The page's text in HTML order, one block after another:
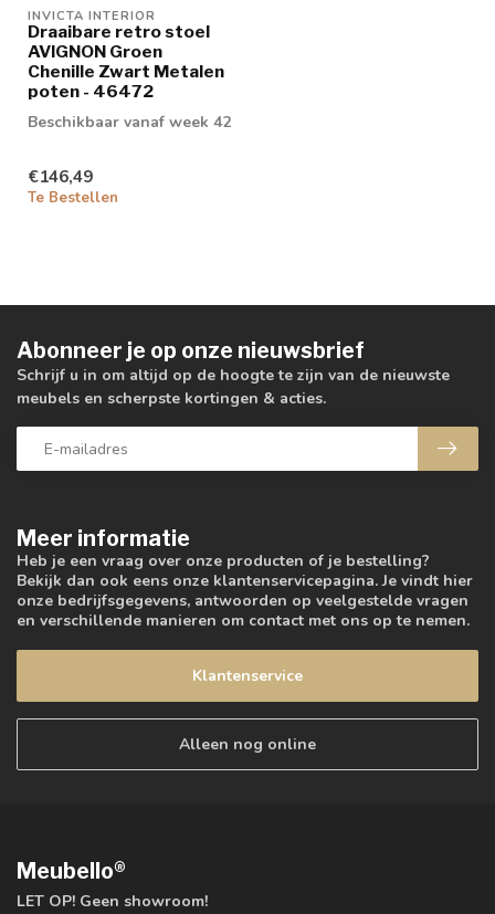
INVICTA INTERIOR
Draaibare retro stoel
AVIGNON Groen
Chenille Zwart Metalen
poten - 46472
Beschikbaar vanaf week 42
€146,49
Te Bestellen
Meer informatie
Heb je een vraag over onze producten of je bestelling?
Bekijk dan ook eens onze klantenservicepagina. Je vindt hier
onze bedrijfsgegevens, antwoorden op veelgestelde vragen
en verschillende manieren om contact met ons op te nemen.
Klantenservice
Alleen nog online
Abonneer je op onze nieuwsbrief
Schrijf u in om altijd op de hoogte te zijn van de nieuwste
meubels en scherpste kortingen & acties.
Meubello®
LET OP! Geen showroom!